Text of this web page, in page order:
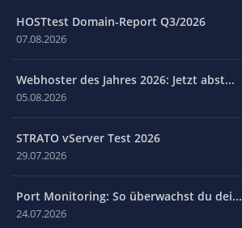
HOSTtest Domain-Report Q3/2026
07.08.2026
Webhoster des Jahres 2026: Jetzt abst...
05.08.2026
STRATO vServer Test 2026
29.07.2026
Port Monitoring: So überwachst du dei...
24.07.2026